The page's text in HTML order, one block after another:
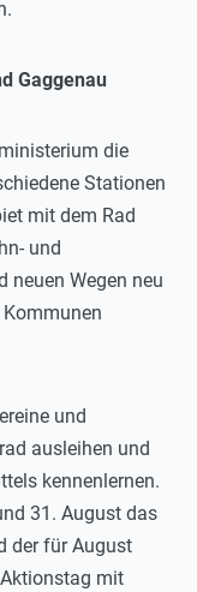
Gaggenau
die
Stationen
mit dem Rad
und
neuen Wegen neu
und
ausleihen und
kennenlernen.
31. August das
der für August
mit